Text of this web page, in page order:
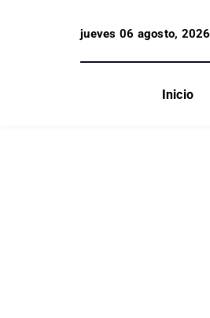
jueves 06 agosto, 2026
Inicio